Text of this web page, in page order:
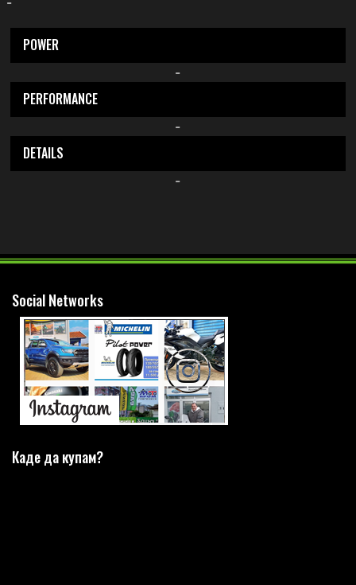
POWER
-
PERFORMANCE
-
DETAILS
-
Social Networks
Каде да купам?